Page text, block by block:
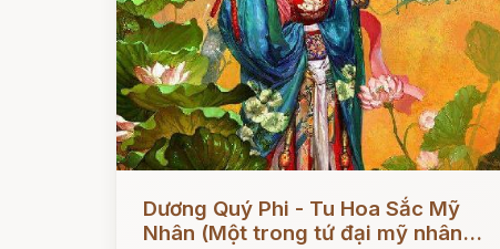
Dương Quý Phi - Tu Hoa Sắc Mỹ
Nhân (Một trong tứ đại mỹ nhân...